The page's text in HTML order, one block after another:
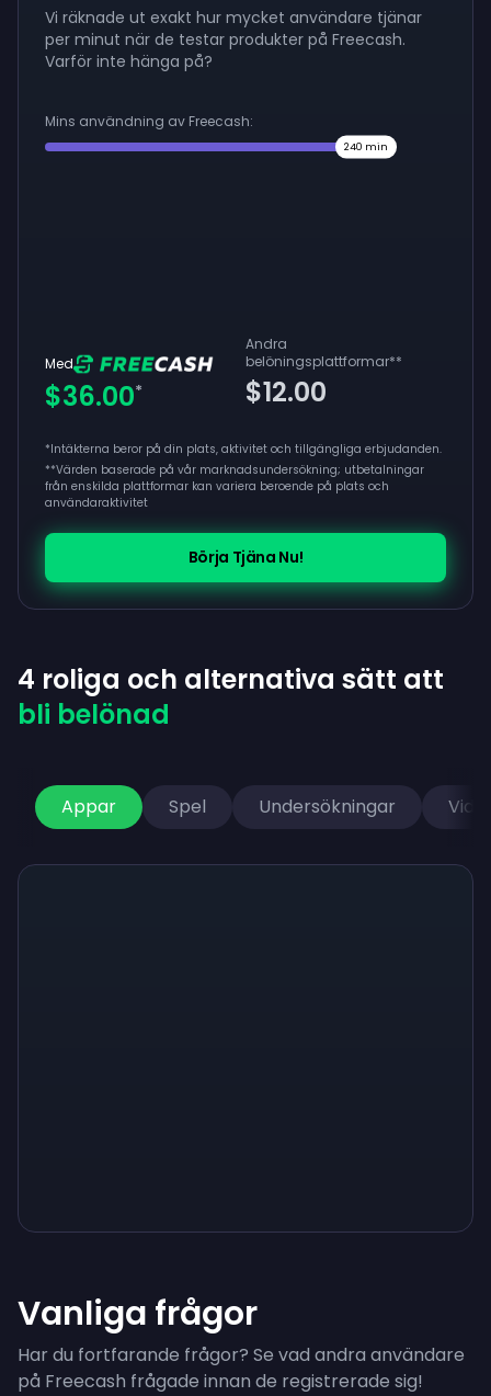
Vi räknade ut exakt hur mycket användare tjänar
per minut när de testar produkter på Freecash.
Varför inte hänga på?
Mins användning av Freecash:
240 min
Med
$36.00*
Andra
belöningsplattformar**
$12.00
*Intäkterna beror på din plats, aktivitet och tillgängliga erbjudanden.
**Värden baserade på vår marknadsundersökning; utbetalningar
från enskilda plattformar kan variera beroende på plats och
användaraktivitet
Börja Tjäna Nu!
4 roliga och alternativa sätt att
bli belönad
Appar Spel Undersökningar
Vanliga frågor
Har du fortfarande frågor? Se vad andra användare
på Freecash frågade innan de registrerade sig!